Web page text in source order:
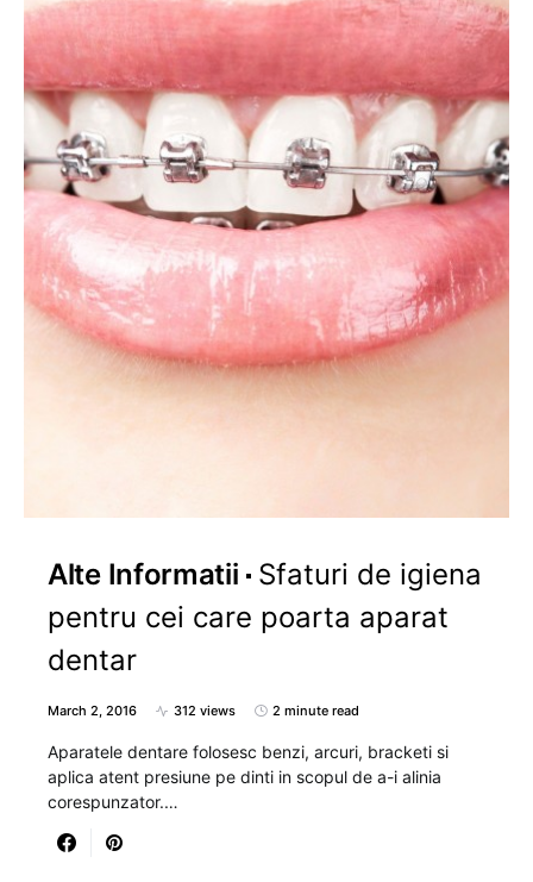
Alte Informatii
Sfaturi de igiena
pentru cei care poarta aparat
dentar
March 2, 2016 312 views 2 minute read
Aparatele dentare folosesc benzi, arcuri, bracketi si
aplica atent presiune pe dinti in scopul de a-i alinia
corespunzator.…